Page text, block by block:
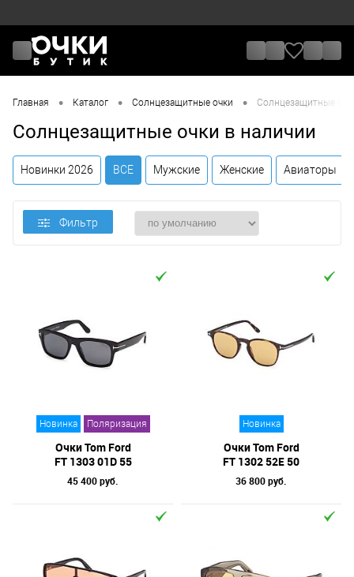
Главная • Каталог • Солнцезащитные очки • Солнцезащитные
Солнцезащитные очки в наличии
Новинки 2026 ВСЕ Мужские Женские Авиаторы
Цена
Назначение / Пол
Коллекция
Материал линз
Форма оправы
Цвет оправы
Фильтр
Новинка Поляризация
Очки Tom Ford
FT 1303 01D 55
45 400 руб.
Новинка
Очки Tom Ford
FT 1302 52E 50
36 800 руб.